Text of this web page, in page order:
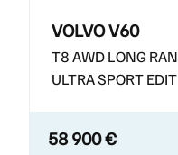
VOLVO V60
T8 AWD LONG
ULTRA SPORT
58 900 €